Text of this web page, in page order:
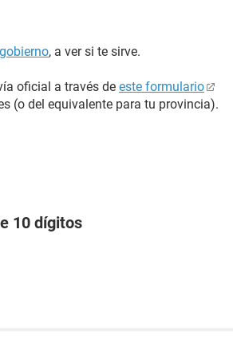
, a ver si te sirve.
oficial a través de este formulario
(o del equivalente para tu provincia).
10 dígitos